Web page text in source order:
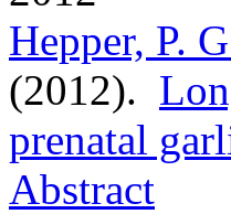
Hepper, P.
(2012).
prenatal
Abstract